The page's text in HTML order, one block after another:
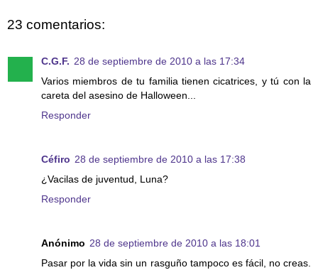
23 comentarios:
C.G.F. 28 de septiembre de 2010 a las 17:34
Varios miembros de tu familia tienen cicatrices, y tú con la
careta del asesino de Halloween...
Responder
Céfiro 28 de septiembre de 2010 a las 17:38
¿Vacilas de juventud, Luna?
Responder
Anónimo 28 de septiembre de 2010 a las 18:01
Pasar por la vida sin un rasguño tampoco es fácil, no creas.